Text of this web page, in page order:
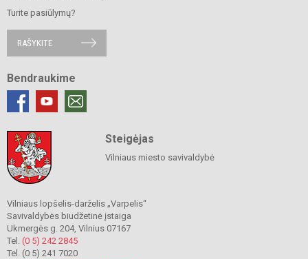
Turite pasiūlymų?
RAŠYKITE
Bendraukime
Steigėjas
Vilniaus miesto savivaldybė
Vilniaus lopšelis-darželis „Varpelis“
Savivaldybės biudžetinė įstaiga
Ukmergės g. 204, Vilnius 07167
Tel. (0 5) 242 2845
Tel. (0 5) 241 7020